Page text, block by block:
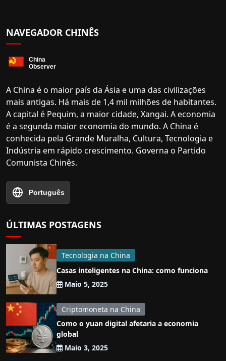
NAVEGADOR CHINÊS
A China é o maior país da Ásia e uma das civilizações
mais antigas. Há mais de 1,4 mil milhões de habitantes.
A capital é Pequim, a maior cidade, Xangai. A economia
é a segunda maior economia do mundo. A China é
conhecida pela Grande Muralha, Cultura, Tecnologia e
Indústria em rápido crescimento. Governa o Partido
Comunista Chinês.
Português
ÚLTIMAS POSTAGENS
Tecnologia na China
Casas inteligentes na China: como funciona
Maio 5, 2025
Criptomoneta na China
Como o yuan digital afetaria a economia
global
Maio 3, 2025